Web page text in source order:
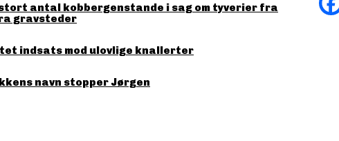
antal kobbergenstande i sag om tyverier fra
gravsteder
indsats mod ulovlige knallerter
navn stopper Jørgen